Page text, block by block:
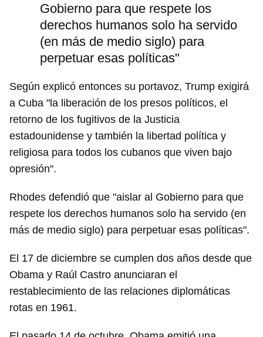
Guardar como favorito
Para poder guardar como favorito, primero has de
Gobierno para que respete los
derechos humanos solo ha servido
(en más de medio siglo) para
perpetuar esas políticas"
Según explicó entonces su portavoz, Trump exigirá
a Cuba "la liberación de los presos políticos, el
retorno de los fugitivos de la Justicia
estadounidense y también la libertad política y
religiosa para todos los cubanos que viven bajo
opresión".
Rhodes defendió que "aislar al Gobierno para que
respete los derechos humanos solo ha servido (en
más de medio siglo) para perpetuar esas políticas".
El 17 de diciembre se cumplen dos años desde que
Obama y Raúl Castro anunciaran el
restablecimiento de las relaciones diplomáticas
rotas en 1961.